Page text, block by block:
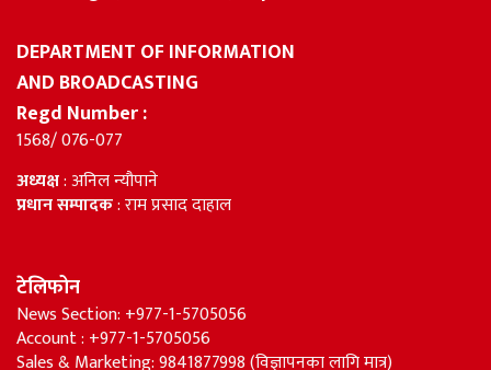
DEPARTMENT OF INFORMATION
AND BROADCASTING
Regd Number :
1568/ 076-077
अध्यक्ष: अनिल न्यौपाने
प्रधान सम्पादक: राम प्रसाद दाहाल
टेलिफोन
News Section: +977-1-5705056
Account : +977-1-5705056
Sales & Marketing: 9841877998 (विज्ञापनका लागि मात्र)